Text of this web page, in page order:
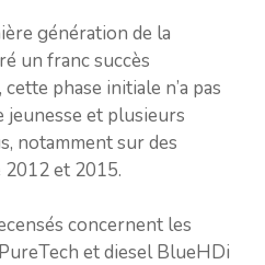
génération de la
un franc succès
phase initiale n’a pas
jeunesse et plusieurs
notamment sur des
et 2015.
concernent les
et diesel BlueHDi